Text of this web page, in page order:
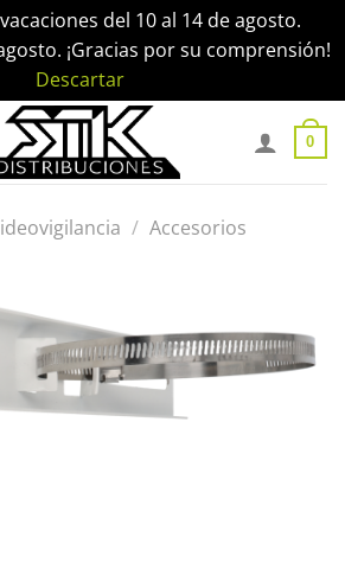
del 10 al 14 de agosto.
¡Gracias por su comprensión!
Descartar
0
/ Accesorios